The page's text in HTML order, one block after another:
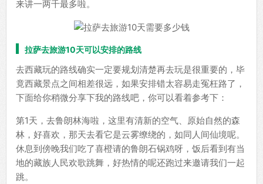
来讲一两千最多啦。
拉萨去旅游10天可以安排的路线
去西藏玩的路线确实一定要规划清楚再去玩是很重要的，毕
竟西藏景点之间相差很远，如果安排错太容易走冤枉路了，
下面给你稍微分享下我的路线吧，你可以看着参考下：
第1天，去鲁朗林海啦，这里有清新的空气、原始自然的森
林，好喜欢，那天去看它是云雾缭绕的，如同人间仙境呢。
休息到傍晚我们吃了喜橙请的鲁朗石锅鸡呀，饭后看到有当
地的藏族人民欢歌跳舞，好热情的呢还跑过来邀请我们一起
跳。